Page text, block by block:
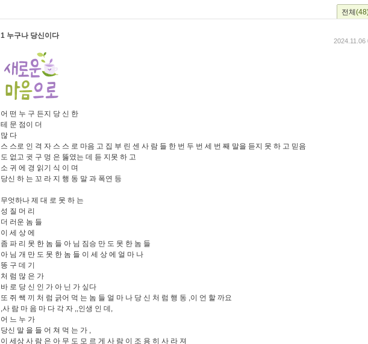
전체
1 누구나 당신이다
어 떤 누 구 든지 당 신 한
테 문 점이 더
많 다
스 스로 인 격 자 스 스 로 마음 고 집 부 린 센 사 람 들 한 번 두 번 세 번 째 말을 듣지 못 하 고 믿음
도 없고 귓 구 멍 은 뚫였는 데 듣 지못 하 고
소 귀 에 경 읽기 식 이 며
당신 하 는 꼬 라 지 행 동 말 과 폭연 등
무엇하나 제 대 로 못 하 는
성 질 머 리
더 러운 놈 들
이 세 상 에
좀 파 리 못 한 놈 들 아 님 짐승 만 도 못 한 놈 들
아 님 개 만 도 못 한 놈 들 이 세 상 에 얼 마 나
똥 구 데 기
처 럼 많 은 가
바 로 당 신 인 가 아 닌 가 싶다
또 쥐 쌕 끼 처 럼 긁어 먹 는 놈 들 얼 마 나 당 신 처 럼 행 동 ,이 언 할 까요
,사 람 마 음 마 다 각 자 ,,인생 인 데,
어 느 누 가
당신 말 을 들 어 쳐 먹 는 가 ,
이 세상 사 람 은 아 무 도 모 르 게 사 람 이 조 용 히 사 라 져
2024.11.06